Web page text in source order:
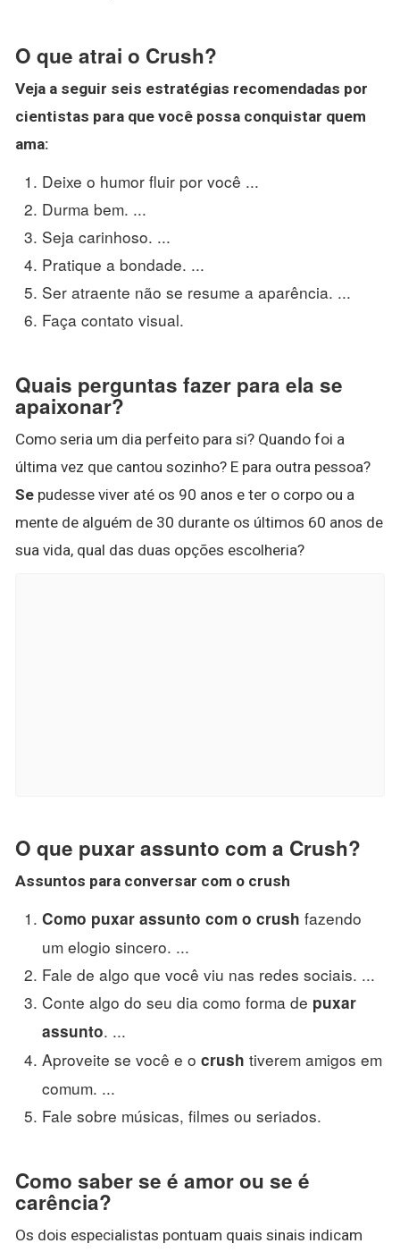
O que atrai o Crush?
Veja a seguir seis estratégias recomendadas por
cientistas para que você possa conquistar quem
ama:
Deixe o humor fluir por você ...
Durma bem. ...
Seja carinhoso. ...
Pratique a bondade. ...
Ser atraente não se resume a aparência. ...
Faça contato visual.
Quais perguntas fazer para ela se
apaixonar?
Como seria um dia perfeito para si? Quando foi a
última vez que cantou sozinho? E para outra pessoa?
Se pudesse viver até os 90 anos e ter o corpo ou a
mente de alguém de 30 durante os últimos 60 anos de
sua vida, qual das duas opções escolheria?
O que puxar assunto com a Crush?
Assuntos para conversar com o crush
Como puxar assunto com o crush fazendo
um elogio sincero. ...
Fale de algo que você viu nas redes sociais. ...
Conte algo do seu dia como forma de puxar
assunto. ...
Aproveite se você e o crush tiverem amigos em
comum. ...
Fale sobre músicas, filmes ou seriados.
Como saber se é amor ou se é
carência?
Os dois especialistas pontuam quais sinais indicam